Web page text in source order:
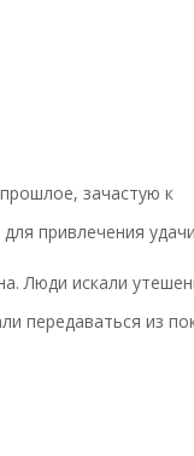
зачастую к
привлечения
Люди искали
передаваться из